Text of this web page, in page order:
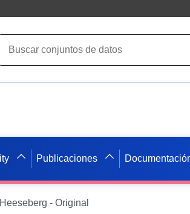
Publicaciones
- Original